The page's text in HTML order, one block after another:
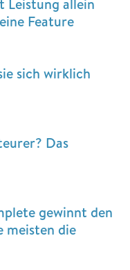
Feature
sich wirklich
Das
gewinnt den
meisten die